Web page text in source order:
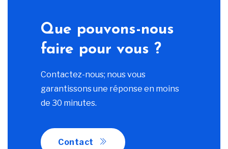
Que pouvons-nous
faire pour vous ?
Contactez-nous; nous vous
garantissons une réponse en moins
de 30 minutes.
Contact